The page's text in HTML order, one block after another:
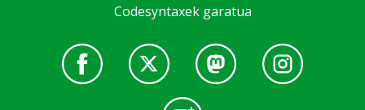
Codesyntaxek garatua